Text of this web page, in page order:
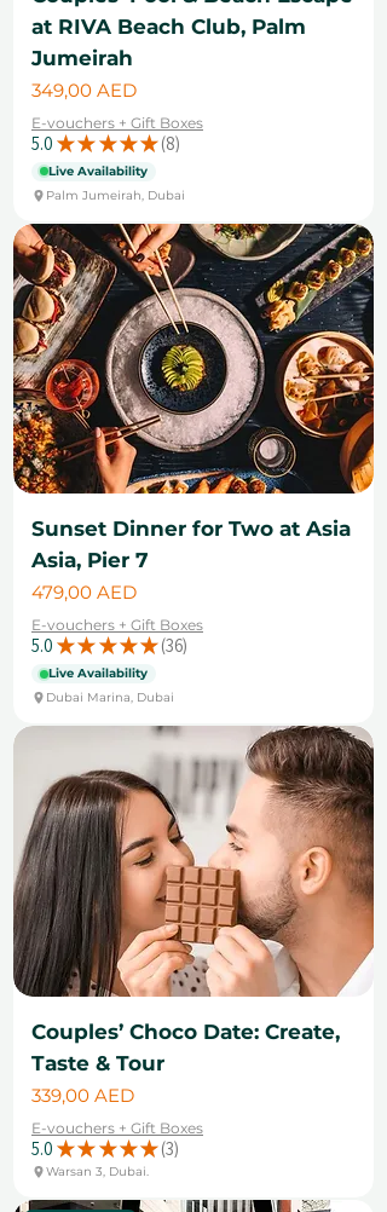
at RIVA Beach Club, Palm
Jumeirah
Цена
349,00 AED
E-vouchers + Gift Boxes
5.0 ★ ★ ★ ★ ★ 8
8
Live Availability
Palm Jumeirah, Dubai
Sunset Dinner for Two at Asia
Asia, Pier 7
Цена
479,00 AED
E-vouchers + Gift Boxes
5.0 ★ ★ ★ ★ ★ 36
36
Live Availability
Dubai Marina, Dubai
Couples’ Choco Date: Create,
Taste & Tour
Цена
339,00 AED
E-vouchers + Gift Boxes
5.0 ★ ★ ★ ★ ★ 3
3
Warsan 3, Dubai.